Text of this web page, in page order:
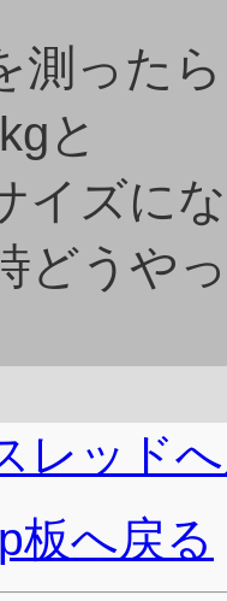
測った
と
イズに
どうや
レッド
板へ戻る